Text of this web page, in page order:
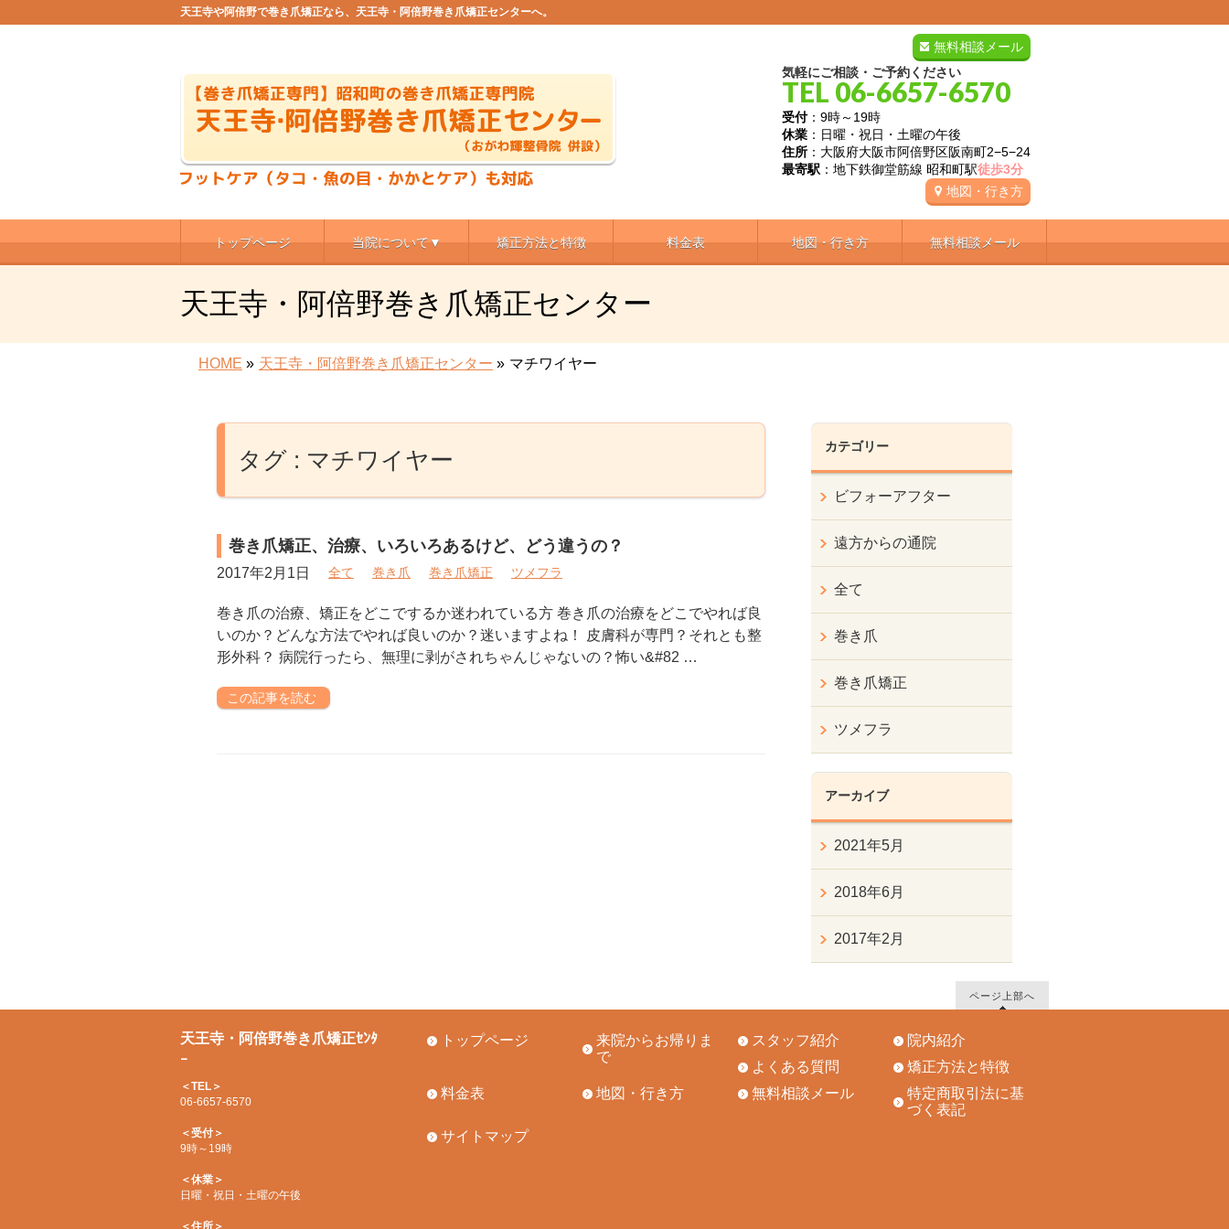
天王寺や阿倍野で巻き爪矯正なら、天王寺・阿倍野巻き爪矯正センターへ。
無料相談メール
気軽にご相談・ご予約ください
TEL 06-6657-6570
受付：9時～19時
休業 ：日曜・祝日・土曜の午後
住所 ：大阪府大阪市阿倍野区阪南町2−5−24
最寄駅 ：地下鉄御堂筋線 昭和町駅徒歩3分
地図・行き方
トップページ 当院について▼ 矯正方法と特徴 料金表 地図・行き方 無料相談メール
天王寺・阿倍野巻き爪矯正センター
HOME » 天王寺・阿倍野巻き爪矯正センター » マチワイヤー
タグ : マチワイヤー
巻き爪矯正、治療、いろいろあるけど、どう違うの？
2017年2月1日 全て 巻き爪 巻き爪矯正 ツメフラ
巻き爪の治療、矯正をどこでするか迷われている方 巻き爪の治療をどこでやれば良
いのか？どんな方法でやれば良いのか？迷いますよね！ 皮膚科が専門？それとも整
形外科？ 病院行ったら、無理に剥がされちゃんじゃないの？怖い&#82 …
この記事を読む
カテゴリー
ビフォーアフター
遠方からの通院
全て
巻き爪
巻き爪矯正
ツメフラ
アーカイブ
2021年5月
2018年6月
2017年2月
ページ上部へ
天王寺・阿倍野巻き爪矯正ｾﾝﾀ
ｰ
＜TEL＞
06-6657-6570
＜受付＞
9時～19時
＜休業＞
日曜・祝日・土曜の午後
＜住所＞
トップページ
来院からお帰りま
で
スタッフ紹介
院内紹介
よくある質問
矯正方法と特徴
料金表
地図・行き方 無料相談メール
特定商取引法に基
づく表記
サイトマップ